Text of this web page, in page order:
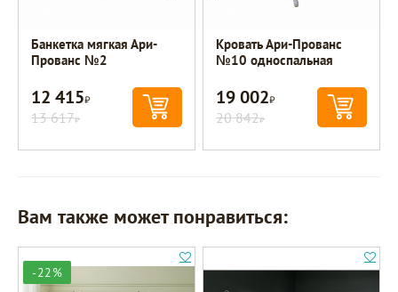
Банкетка мягкая Ари-
Прованс №2
12 415Р
13 617Р
Кровать Ари-Прованс
№10 односпальная
19 002Р
20 842Р
Вам также может понравиться:
-22%